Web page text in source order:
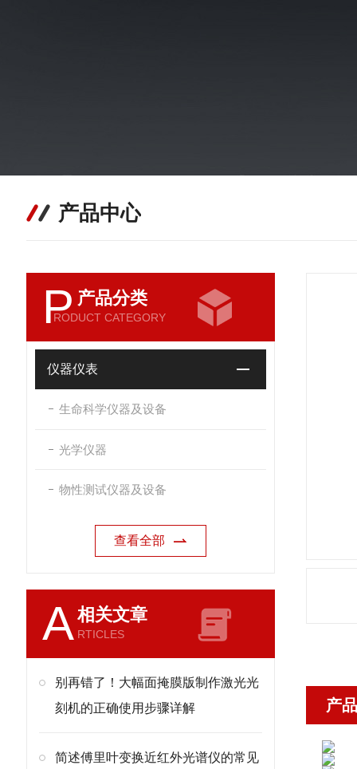
产品中心
P 产品分类
RODUCT CATEGORY
仪器仪表
生命科学仪器及设备
光学仪器
物性测试仪器及设备
查看全部
A相关文章
RTICLES
别再错了！大幅面掩膜版制作激光光
刻机的正确使用步骤详解
简述傅里叶变换近红外光谱仪的常见
产